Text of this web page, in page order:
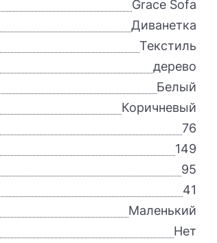
Grace Sofa
Диванетка
Текстиль
дерево
Белый
Коричневый
76
149
95
41
Маленький
Нет